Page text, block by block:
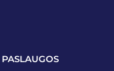
PASLAUGOS